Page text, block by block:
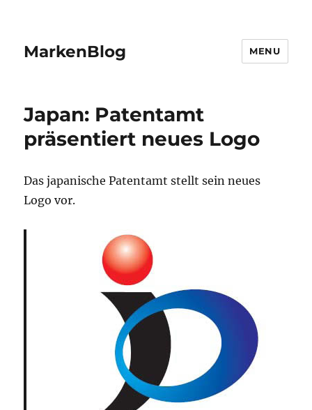
MarkenBlog MENU
Japan: Patentamt
präsentiert neues Logo
Das japanische Patentamt stellt sein neues
Logo vor.